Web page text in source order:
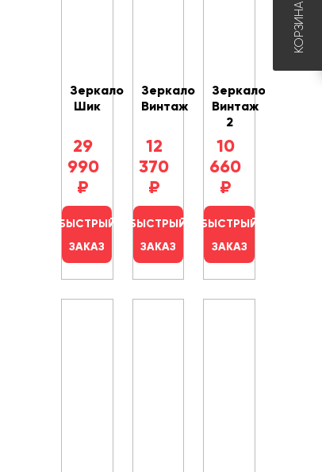
Зеркало
Шик
29
990
₽
БЫСТРЫЙ
ЗАКАЗ
Зеркало
Винтаж
12
370
₽
БЫСТРЫЙ
ЗАКАЗ
Зеркало
Винтаж
2
10
660
₽
БЫСТРЫЙ
ЗАКАЗ
КОРЗИНА